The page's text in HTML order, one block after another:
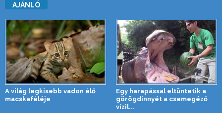
AJÁNLÓ
A világ legkisebb vadon élő
macskaféléje
Egy harapással eltüntetik a
görögdinnyét a csemegéző
vízil...